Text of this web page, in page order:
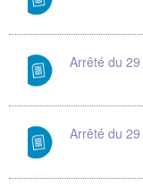
Arrêté du
Arrêté du